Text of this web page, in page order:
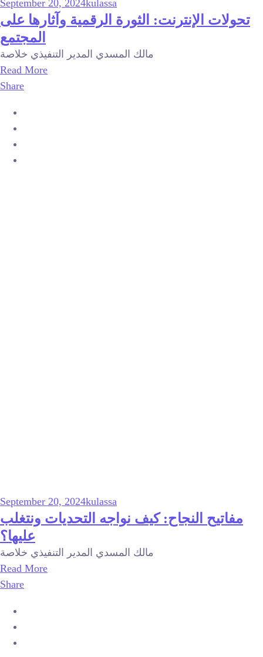
September 20, 2024kulassa
تحولات الإنترنت: الثورة الرقمية وآثارها على
المجتمع
مالك المسدي المدير التنفيذي خلاصة
Read More
Share
September 20, 2024kulassa
مفاتيح النجاح: كيف نواجه التحديات ونتغلب
عليها؟
مالك المسدي المدير التنفيذي خلاصة
Read More
Share